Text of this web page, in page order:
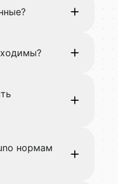
нормам